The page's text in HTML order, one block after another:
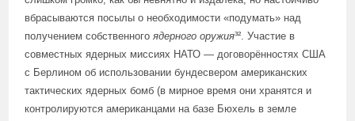
вбрасываются посылы о необходимости «подумать» над
получением собственногоядерного оружия³². Участие в
совместных ядерных миссиях НАТО — договорённостях США
с Берлином об использовании бундесвером американских
тактических ядерных бомб (в мирное время они хранятся и
контролируются американцами на базе Бюхель в земле